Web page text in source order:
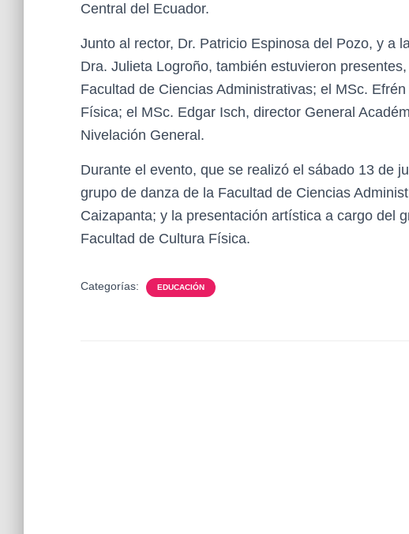
Central del Ecuador.
Junto al rector, Dr. Patricio Espinosa del Pozo, y a
Dra. Julieta Logroño, también estuvieron
Facultad de Ciencias Administrativas; el MSc.
Física; el MSc. Edgar Isch, director General
Nivelación General.
Durante el evento, que se realizó el sábado 13 de
grupo de danza de la Facultad de Ciencias
Caizapanta; y la presentación artística a cargo del
Facultad de Cultura Física.
Categorías: EDUCACIÓN